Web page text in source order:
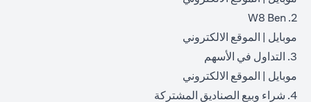
2. W8 Ben
موبايل opens in a new tab| الموقع الالكتروني
3. التداول في الأسهم
موبايل opens in a new tab| الموقع الالكتروني
4. شراء وبيع الصناديق المشتركة